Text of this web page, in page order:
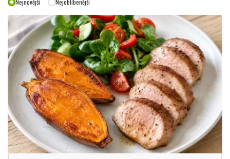
Nejnovější Nejoblíbenější